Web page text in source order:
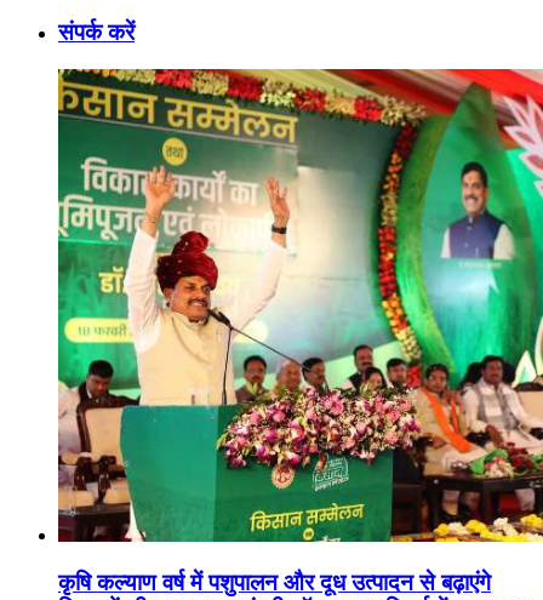
संपर्क करें
कृषि कल्याण वर्ष में पशुपालन और दूध उत्पादन से बढ़ाएंगे